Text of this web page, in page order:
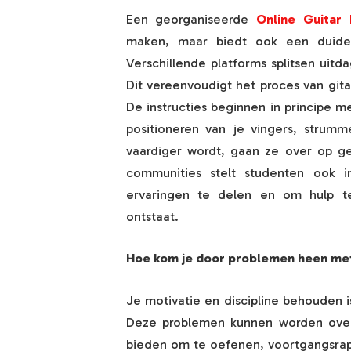
Een georganiseerde Online Guitar
maken, maar biedt ook een
Verschillende platforms splitsen
Dit vereenvoudigt het proces van
De instructies beginnen in principe
positioneren van je vingers,
vaardiger wordt, gaan ze over op
communities stelt studenten ook
ervaringen te delen en om hulp
ontstaat.
Hoe kom je door problemen heen
Je motivatie en discipline behouden
Deze problemen kunnen worden
bieden om te oefenen,